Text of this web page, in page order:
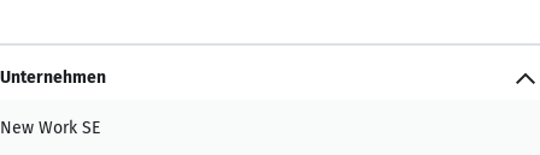
Unternehmen
New Work SE